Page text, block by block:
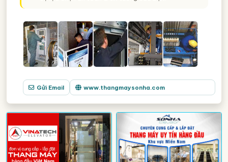
Gửi Email www.thangmaysonha.com